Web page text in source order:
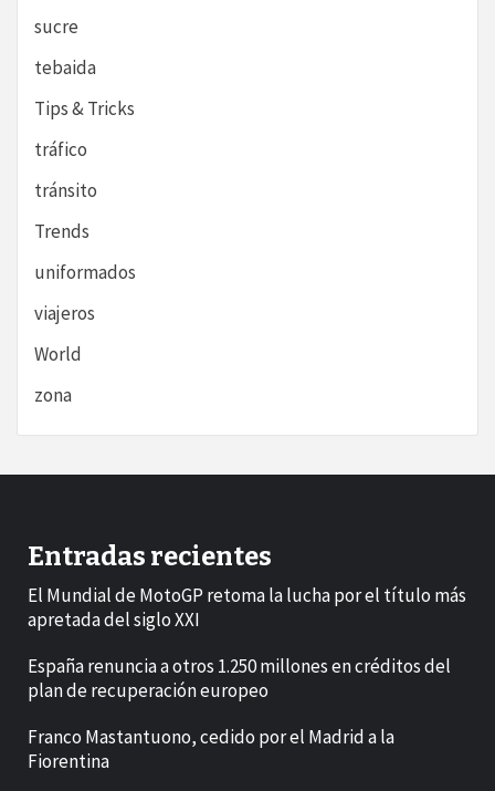
sucre
tebaida
Tips & Tricks
tráfico
tránsito
Trends
uniformados
viajeros
World
zona
Entradas recientes
El Mundial de MotoGP retoma la lucha por el título más
apretada del siglo XXI
España renuncia a otros 1.250 millones en créditos del
plan de recuperación europeo
Franco Mastantuono, cedido por el Madrid a la
Fiorentina